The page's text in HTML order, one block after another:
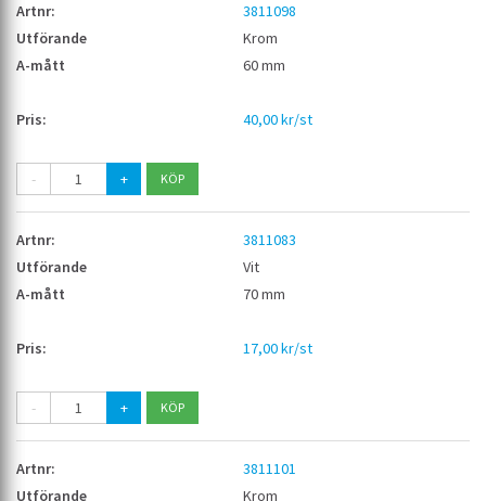
3811098
Krom
60 mm
40,00 kr/st
- +
3811083
Vit
70 mm
17,00 kr/st
- +
3811101
Krom